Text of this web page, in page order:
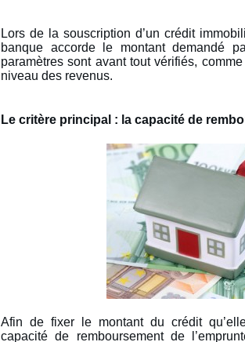
Lors de la souscription d’un crédit
banque accorde le montant demandé
paramètres sont avant tout vérifiés,
niveau des revenus.
Le critère principal : la capacité de
Afin de fixer le montant du crédit
capacité de remboursement de